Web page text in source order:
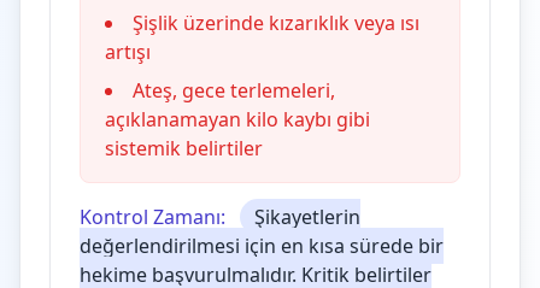
Şişlik üzerinde kızarıklık veya ısı
artışı
Ateş, gece terlemeleri,
açıklanamayan kilo kaybı gibi
sistemik belirtiler
Kontrol Zamanı:
Şikayetlerin
değerlendirilmesi için en kısa sürede bir
hekime başvurulmalıdır. Kritik belirtiler